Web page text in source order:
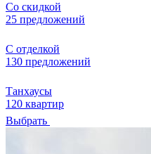
Со скидкой
25 предложений
С отделкой
130 предложений
Танхаусы
120 квартир
Выбрать